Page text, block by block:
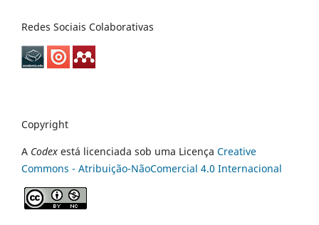
Redes Sociais Colaborativas
Copyright
A Codex está licenciada sob uma Licença Creative
Commons - Atribuição-NãoComercial 4.0 Internacional